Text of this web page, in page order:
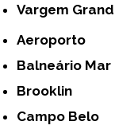
Vargem
Aeroporto
Balneário
Brooklin
Campo Belo